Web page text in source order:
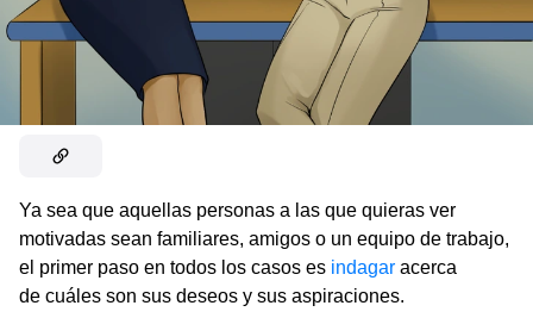
Ya sea que aquellas personas a las que quieras ver
motivadas sean familiares, amigos o un equipo de trabajo,
el primer paso en todos los casos es indagar acerca
de cuáles son sus deseos y sus aspiraciones.